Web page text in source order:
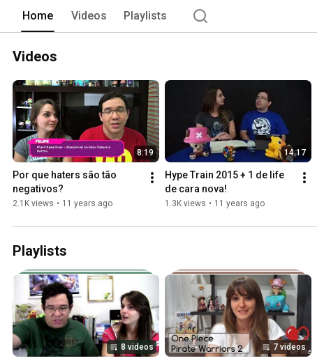
Home Videos Playlists
Videos
8:19
Por que haters são tão
negativos?
2.1K views • 11 years ago
14:17
Hype Train 2015 + 1 de life
de cara nova!
1.3K views • 11 years ago
Playlists
8 videos 7 videos